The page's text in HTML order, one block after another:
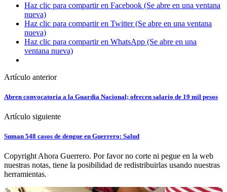
Haz clic para compartir en Facebook (Se abre en una ventana
nueva)
Haz clic para compartir en Twitter (Se abre en una ventana
nueva)
Haz clic para compartir en WhatsApp (Se abre en una
ventana nueva)
Artículo anterior
Abren convocatoria a la Guardia Nacional; ofrecen salario de 19 mil pesos
Artículo siguiente
Suman 548 casos de dengue en Guerrero: Salud
Copyright Ahora Guerrero. Por favor no corte ni pegue en la web
nuestras notas, tiene la posibilidad de redistribuirlas usando nuestras
herramientas.